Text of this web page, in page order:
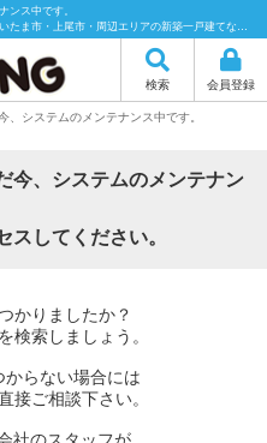
ンス中です。
の新築一戸建てなら55HOUSING（55ハウジング）にお任せください！
検索 会員登録
システムのメンテナンス中です。
今、システムのメンテナン
スしてください。
かりましたか？
検索しましょう。
らない場合には
接ご相談下さい。